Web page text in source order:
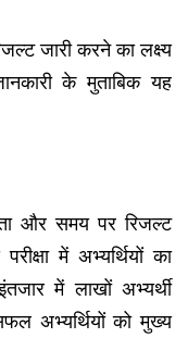
जारी करने का लक्ष्य
के मुताबिक यह
और समय पर रिजल्ट
में अभ्यर्थियों का
में लाखों अभ्यर्थी
अभ्यर्थियों को मुख्य